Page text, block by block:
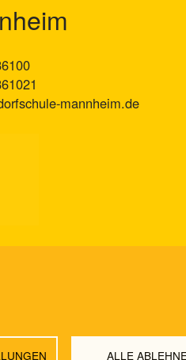
mannheim.de
|Login ALLE